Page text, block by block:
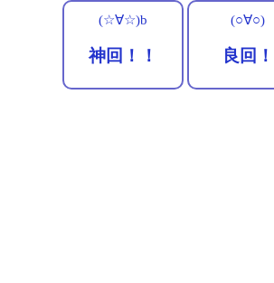
(☆∀☆)b
神回！！
(○∀○)
良回！